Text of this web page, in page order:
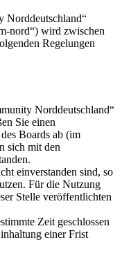
Norddeutschland“
nord“) wird zwischen
Regelungen
Norddeutschland“
Sie einen
Boards ab (im
sich mit den
einverstanden sind, so
Für die Nutzung
Stelle veröffentlichten
Zeit geschlossen
einer Frist